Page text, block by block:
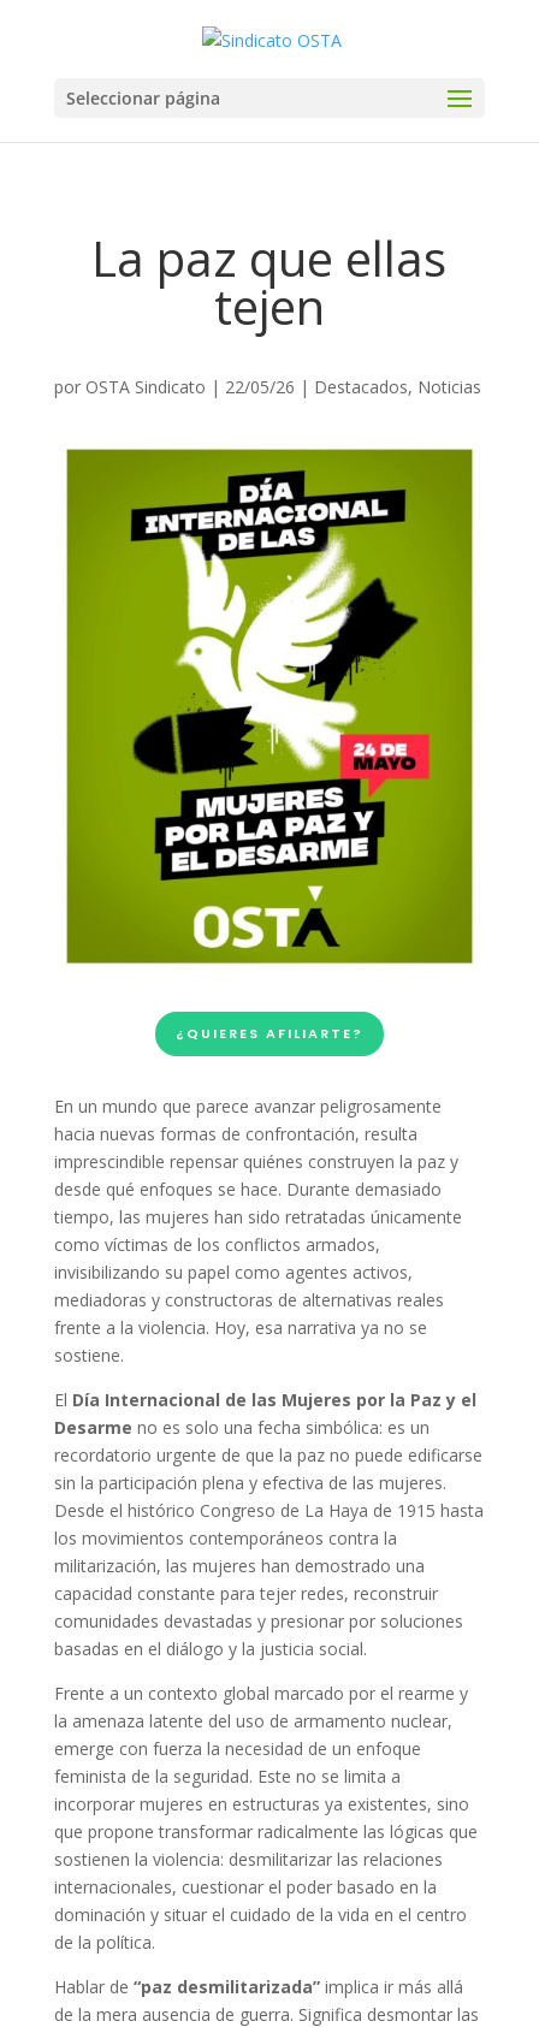
Seleccionar página
La paz que ellas
tejen
por OSTA Sindicato | 22/05/26 | Destacados, Noticias
¿QUIERES AFILIARTE?
En un mundo que parece avanzar peligrosamente
hacia nuevas formas de confrontación, resulta
imprescindible repensar quiénes construyen la paz y
desde qué enfoques se hace. Durante demasiado
tiempo, las mujeres han sido retratadas únicamente
como víctimas de los conflictos armados,
invisibilizando su papel como agentes activos,
mediadoras y constructoras de alternativas reales
frente a la violencia. Hoy, esa narrativa ya no se
sostiene.
El Día Internacional de las Mujeres por la Paz y el
Desarme no es solo una fecha simbólica: es un
recordatorio urgente de que la paz no puede edificarse
sin la participación plena y efectiva de las mujeres.
Desde el histórico Congreso de La Haya de 1915 hasta
los movimientos contemporáneos contra la
militarización, las mujeres han demostrado una
capacidad constante para tejer redes, reconstruir
comunidades devastadas y presionar por soluciones
basadas en el diálogo y la justicia social.
Frente a un contexto global marcado por el rearme y
la amenaza latente del uso de armamento nuclear,
emerge con fuerza la necesidad de un enfoque
feminista de la seguridad. Este no se limita a
incorporar mujeres en estructuras ya existentes, sino
que propone transformar radicalmente las lógicas que
sostienen la violencia: desmilitarizar las relaciones
internacionales, cuestionar el poder basado en la
dominación y situar el cuidado de la vida en el centro
de la política.
Hablar de “paz desmilitarizada”implica ir más allá
de la mera ausencia de guerra. Significa desmontar las